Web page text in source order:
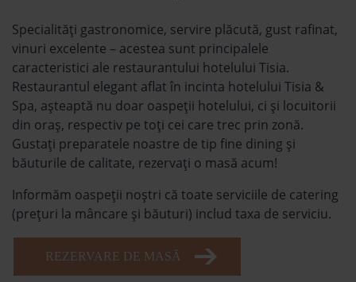
Specialități gastronomice, servire plăcută, gust rafinat,
vinuri excelente – acestea sunt principalele
caracteristici ale restaurantului hotelului Tisia.
Restaurantul elegant aflat în incinta hotelului Tisia &
Spa, aşteaptă nu doar oaspeţii hotelului, ci şi locuitorii
din oraş, respectiv pe toţi cei care trec prin zonă.
Gustaţi preparatele noastre de tip fine dining şi
băuturile de calitate, rezervaţi o masă acum!
Informăm oaspeții noștri că toate serviciile de catering
(prețuri la mâncare și băuturi) includ taxa de serviciu.
REZERVARE DE MASĂ